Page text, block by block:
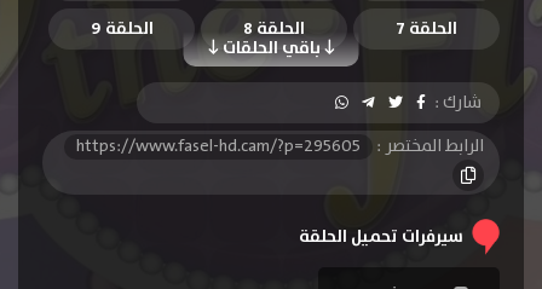
باقي الحلقات
الحلقة 7 الحلقة 8
الحلقة 9
الحلقة 10
الحلقة 11
الحلقة 12
الحلقة 13
الحلقة 14
الحلقة 15
شارك :
الرابط المختصر :
https://www.fasel-hd.cam/?p=295605
سيرفرات تحميل الحلقة